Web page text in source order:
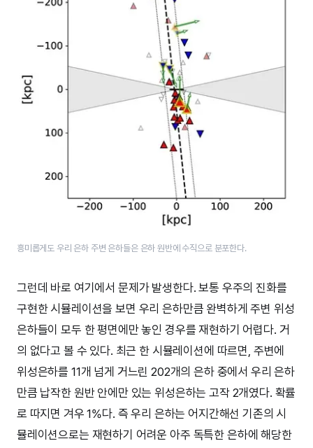
흥미롭게도 우리 은하 주변 은하들은 은하 원반에 수직으로 분포한다.
그런데 바로 여기에서 문제가 발생한다. 보통 우주의 진화를
구현한 시뮬레이션을 보면 우리 은하만큼 완벽하게 주변 위성
은하들이 모두 한 평면에만 놓인 경우를 재현하기 어렵다. 거
의 없다고 볼 수 있다. 최근 한 시뮬레이션에 따르면, 주변에
위성은하를 11개 넘게 거느린 202개의 은하 중에서 우리 은하
만큼 납작한 원반 안에만 있는 위성은하는 고작 2개였다. 확률
로 따지면 겨우 1%다. 즉 우리 은하는 어지간해선 기존의 시
뮬레이션으로는 재현하기 어려운 아주 독특한 은하에 해당한